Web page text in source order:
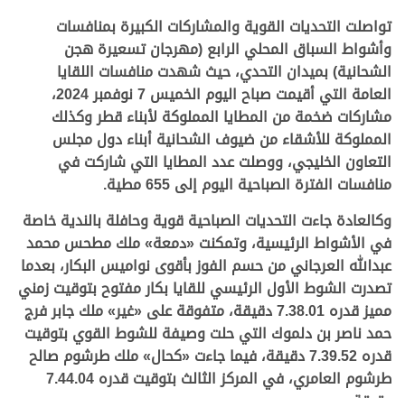
تواصلت التحديات القوية والمشاركات الكبيرة بمنافسات
وأشواط السباق المحلي الرابع (مهرجان تسعيرة هجن
الشحانية) بميدان التحدي، حيث شهدت منافسات اللقايا
العامة التي أقيمت صباح اليوم الخميس 7 نوفمبر 2024،
مشاركات ضخمة من المطايا المملوكة لأبناء قطر وكذلك
المملوكة للأشقاء من ضيوف الشحانية أبناء دول مجلس
التعاون الخليجي، ووصلت عدد المطايا التي شاركت في
منافسات الفترة الصباحية اليوم إلى 655 مطية.
وكالعادة جاءت التحديات الصباحية قوية وحافلة بالندية خاصة
في الأشواط الرئيسية، وتمكنت «دمعة» ملك مطحس محمد
عبدالله العرجاني من حسم الفوز بأقوى نواميس البكار، بعدما
تصدرت الشوط الأول الرئيسي للقايا بكار مفتوح بتوقيت زمني
مميز قدره 7.38.01 دقيقة، متفوقة على «غير» ملك جابر فرج
حمد ناصر بن دلموك التي حلت وصيفة للشوط القوي بتوقيت
قدره 7.39.52 دقيقة، فيما جاءت «كحال» ملك طرشوم صالح
طرشوم العامري، في المركز الثالث بتوقيت قدره 7.44.04